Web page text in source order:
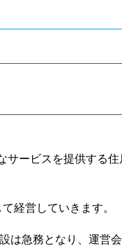
サービスを提供する住
経営していきます。
は急務となり、運営